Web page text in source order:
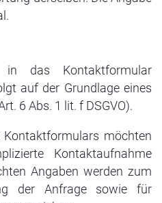
in das Kontaktformular
auf der Grundlage eines
6 Abs. 1 lit. f DSGVO).
Kontaktformulars möchten
Kontaktaufnahme
Angaben werden zum
der Anfrage sowie für